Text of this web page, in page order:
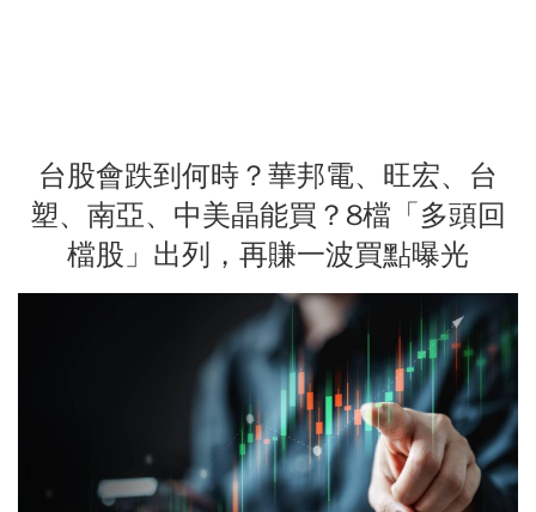
台股會跌到何時？華邦電、旺宏、台
塑、南亞、中美晶能買？8檔「多頭回
檔股」出列，再賺一波買點曝光